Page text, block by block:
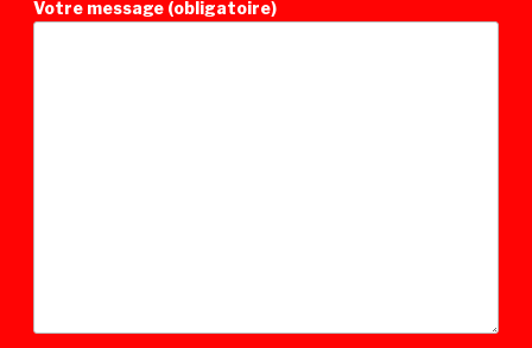
Votre message (obligatoire)